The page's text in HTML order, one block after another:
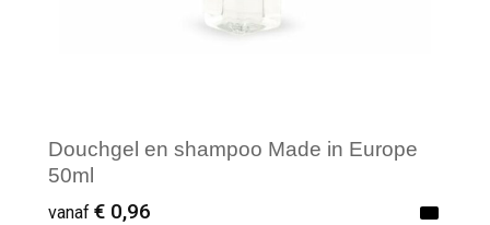
Douchgel en shampoo Made in Europe
50ml
vanaf € 0,96